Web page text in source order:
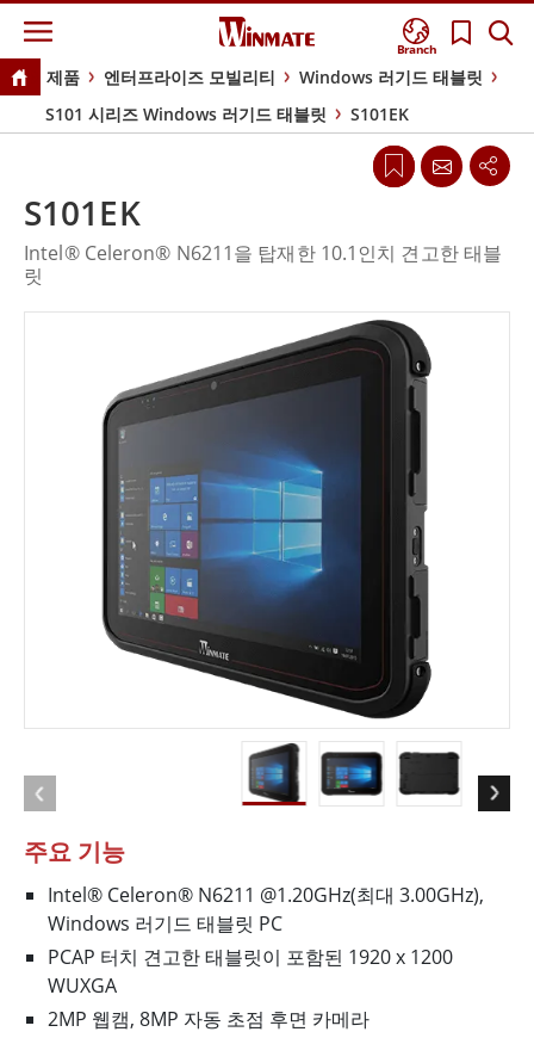
Branch
제품 엔터프라이즈 모빌리티
Windows 러기드 태블릿
S101 시리즈 Windows 러기드 태블릿
S101EK
주요 기능
Intel® Celeron® N6211 @1.20GHz(최대 3.00GHz),
Windows 러기드 태블릿 PC
PCAP 터치 견고한 태블릿이 포함된 1920 x 1200
WUXGA
2MP 웹캠, 8MP 자동 초점 후면 카메라
S101EK
Intel® Celeron® N6211을 탑재한 10.1인치 견고한 태블
릿